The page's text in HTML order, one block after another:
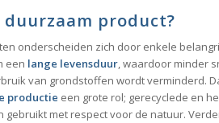
duurzaam product?
onderscheiden zich door enkele
een lange levensduur, waardoor minder
van grondstoffen wordt verminderd.
productie een grote rol; gerecyclede en
gebruikt met respect voor de natuur.